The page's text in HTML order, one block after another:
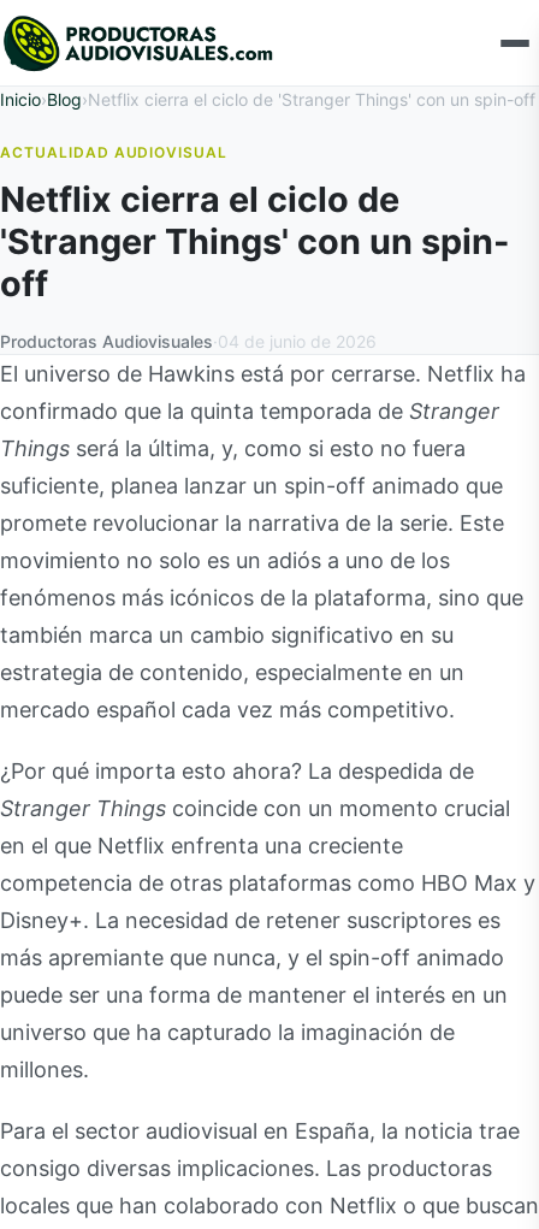
Inicio›Blog›Netflix cierra el ciclo de 'Stranger Things' con un spin-off
ACTUALIDAD AUDIOVISUAL
Netflix cierra el ciclo de
'Stranger Things' con un spin-
off
Productoras Audiovisuales·04 de junio de 2026
El universo de Hawkins está por cerrarse. Netflix ha
confirmado que la quinta temporada de Stranger
Things será la última, y, como si esto no fuera
suficiente, planea lanzar un spin-off animado que
promete revolucionar la narrativa de la serie. Este
movimiento no solo es un adiós a uno de los
fenómenos más icónicos de la plataforma, sino que
también marca un cambio significativo en su
estrategia de contenido, especialmente en un
mercado español cada vez más competitivo.
¿Por qué importa esto ahora? La despedida de
Stranger Things coincide con un momento crucial
en el que Netflix enfrenta una creciente
competencia de otras plataformas como HBO Max y
Disney+. La necesidad de retener suscriptores es
más apremiante que nunca, y el spin-off animado
puede ser una forma de mantener el interés en un
universo que ha capturado la imaginación de
millones.
Para el sector audiovisual en España, la noticia trae
consigo diversas implicaciones. Las productoras
locales que han colaborado con Netflix o que buscan